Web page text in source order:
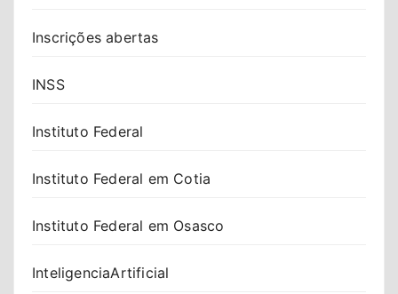
Inscrições abertas
INSS
Instituto Federal
Instituto Federal em Cotia
Instituto Federal em Osasco
InteligenciaArtificial